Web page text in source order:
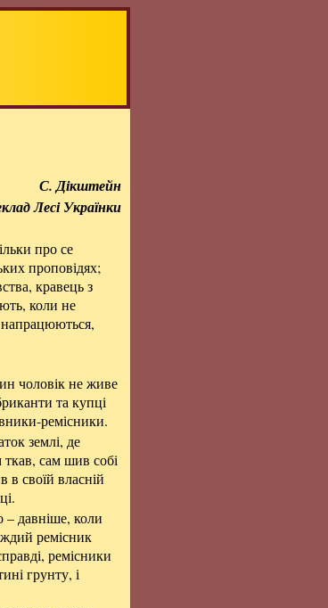
С. Дікштейн
Лесі Українки
про се
проповідях;
кравець з
коли не
напрацюються,
чоловік не живе
та купці
ремісники.
землі, де
ткав, сам шив собі
своїй власній
– давніше, коли
ремісник
ремісники
грунту, і